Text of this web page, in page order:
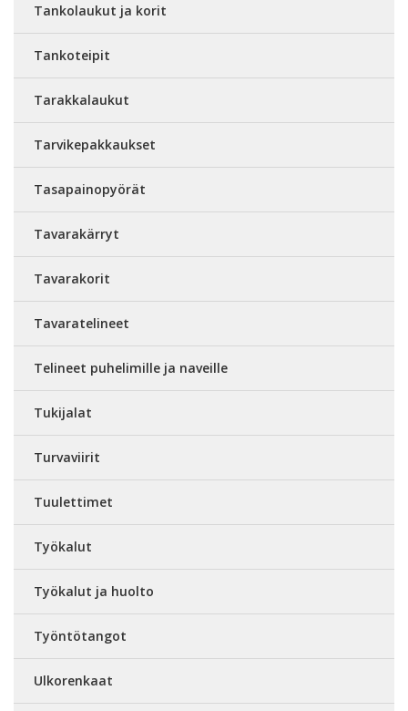
Tankolaukut ja korit
Tankoteipit
Tarakkalaukut
Tarvikepakkaukset
Tasapainopyörät
Tavarakärryt
Tavarakorit
Tavaratelineet
Telineet puhelimille ja naveille
Tukijalat
Turvaviirit
Tuulettimet
Työkalut
Työkalut ja huolto
Työntötangot
Ulkorenkaat